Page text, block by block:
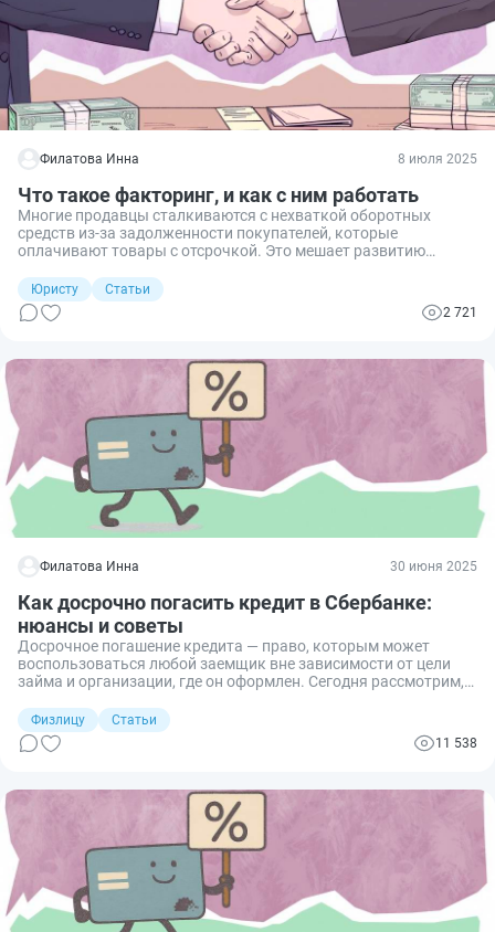
Филатова Инна 8 июля 2025
Что такое факторинг, и как с ним работать
Многие продавцы сталкиваются с нехваткой оборотных
средств из-за задолженности покупателей, которые
оплачивают товары с отсрочкой. Это мешает развитию
финансирование под уступку денежного требования.
Рассказываю, что такое факторинг, каковы его
преимущества и недостатки, порядок оформления.
Юристу
Статьи
2 721
Филатова Инна 30 июня 2025
Как досрочно погасить кредит в Сбербанке:
нюансы и советы
Досрочное погашение кредита — право, которым может
воспользоваться любой заемщик вне зависимости от цели
займа и организации, где он оформлен. Сегодня рассмотрим,
Физлицу
Статьи
11 538